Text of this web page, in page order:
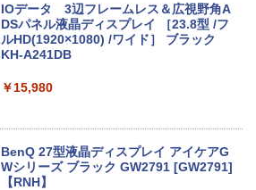
￥14,800
月間ベストプライス 中古ノートパソコン
に最適 無線LAN Wi-Fi搭載 Bluetooth対
応 Webカメラ内蔵 ZOOM対応 富士通 A
5510/DX 初期設定済 すぐ使える 90日保
証 送料無料
IOデータ 3辺フレームレス＆広視野角A
DSパネル液晶ディスプレイ ［23.8型 /フ
ルHD(1920×1080) /ワイド］ ブラック
KH-A241DB
￥15,980
BenQ 27型液晶ディスプレイ アイケアG
Wシリーズ ブラック GW2791 [GW2791]
【RNH】